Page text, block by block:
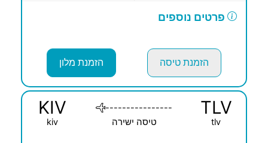
פרטים נוספים
הזמנת טיסה הזמנת מלון
TLV
tlv
----------------
טיסה ישירה
KIV
kiv